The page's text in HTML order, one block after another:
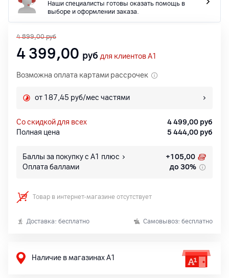
Наши специалисты готовы оказать помощь в
выборе и оформлении заказа.
4 899,00 руб
4 399,00 руб для клиентов A1
Возможна оплата картами рассрочек
от 187,45 руб/мес частями
со скидкой для всех 4 499,00 руб
Полная цена
5 444,00 руб
Баллы за покупку с А1 плюс +105,00
Оплата баллами
до 30%
Товар в интернет-магазине отсутствует
Доставка: бесплатно Самовывоз: бесплатно
Наличие в магазинах А1